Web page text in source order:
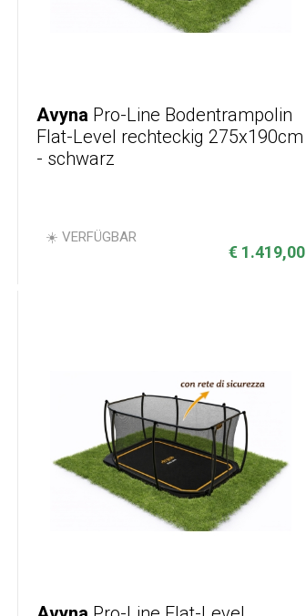
Avyna Pro-Line Bodentrampolin
Flat-Level rechteckig 275x190cm
- schwarz
€ 1.419,00
☀️ VERFÜGBAR